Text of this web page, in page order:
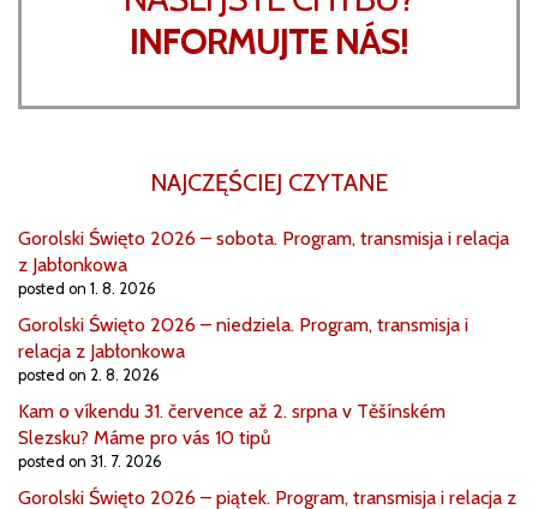
INFORMUJTE NÁS!
NAJCZĘŚCIEJ CZYTANE
Gorolski Święto 2026 – sobota. Program, transmisja i relacja
z Jabłonkowa
posted on 1. 8. 2026
Gorolski Święto 2026 – niedziela. Program, transmisja i
relacja z Jabłonkowa
posted on 2. 8. 2026
Kam o víkendu 31. července až 2. srpna v Těšínském
Slezsku? Máme pro vás 10 tipů
posted on 31. 7. 2026
Gorolski Święto 2026 – piątek. Program, transmisja i relacja z